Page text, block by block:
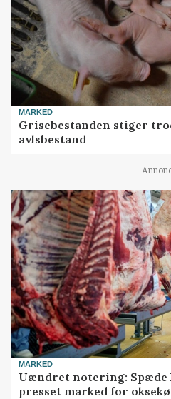
MARKED
Grisebestanden stiger
avlsbestand
MARKED
Uændret notering:
presset marked for